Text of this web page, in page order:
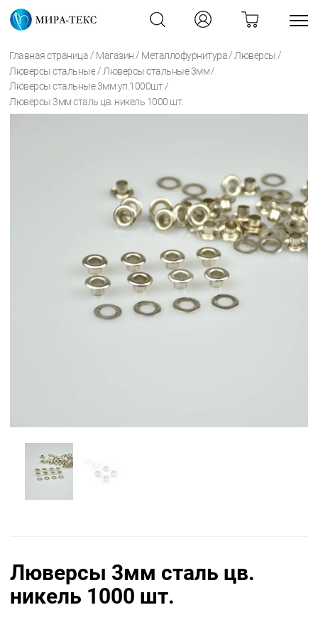
Главная страница / Магазин / Металлофурнитура / Люверсы /
Люверсы стальные / Люверсы стальные 3мм /
Люверсы стальные 3мм уп.1000шт /
Люверсы 3мм сталь цв. никель 1000 шт.
Люверсы 3мм сталь цв.
никель 1000 шт.